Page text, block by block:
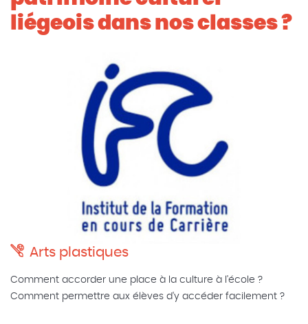
liégeois dans nos classes ?
Arts plastiques
Comment accorder une place à la culture à l'école ?
Comment permettre aux élèves d'y accéder facilement ?